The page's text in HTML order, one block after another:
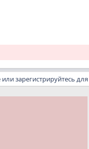
зарегистрируйтесь для